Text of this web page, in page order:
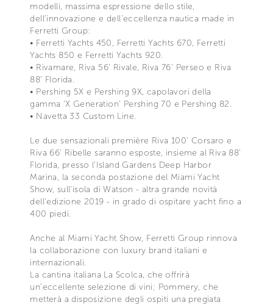
modelli, massima espressione dello stile,
dell’innovazione e dell’eccellenza nautica made in
Ferretti Group:
• Ferretti Yachts 450, Ferretti Yachts 670, Ferretti
Yachts 850 e Ferretti Yachts 920.
• Rivamare, Riva 56’ Rivale, Riva 76’ Perseo e Riva
88’ Florida.
• Pershing 5X e Pershing 9X, capolavori della
gamma ‘X Generation’ Pershing 70 e Pershing 82.
• Navetta 33 Custom Line.
Le due sensazionali première Riva 100’ Corsaro e
Riva 66’ Ribelle saranno esposte, insieme al Riva 88’
Florida, presso l'Island Gardens Deep Harbor
Marina, la seconda postazione del Miami Yacht
Show, sull'isola di Watson - altra grande novità
dell’edizione 2019 - in grado di ospitare yacht fino a
400 piedi.
Anche al Miami Yacht Show, Ferretti Group rinnova
la collaborazione con luxury brand italiani e
internazionali.
La cantina italiana La Scolca, che offrirà
un’eccellente selezione di vini; Pommery, che
metterà a disposizione degli ospiti una pregiata